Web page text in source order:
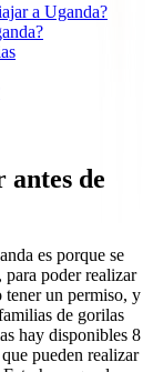
a Uganda?
de
es porque se
para poder realizar
tener un permiso, y
de gorilas
hay disponibles 8
pueden realizar